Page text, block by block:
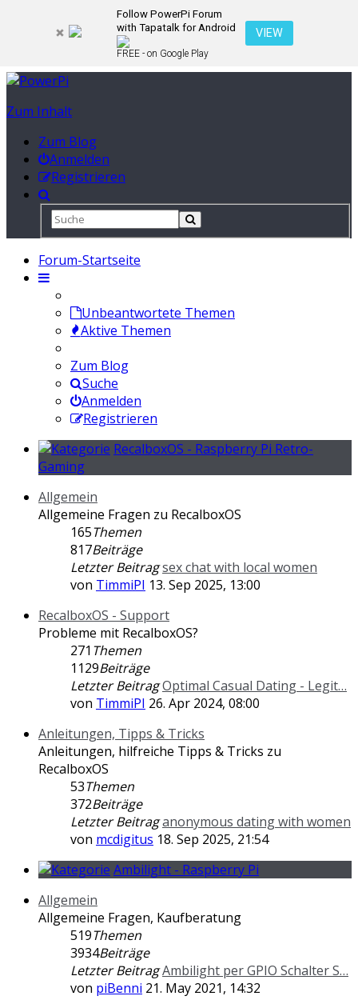
Follow PowerPi Forum
with Tapatalk for Android
FREE - on Google Play
VIEW
Zum Inhalt
Zum Blog
Anmelden
Registrieren
Forum-Startseite
Unbeantwortete Themen
Aktive Themen
Zum Blog
Suche
Anmelden
Registrieren
RecalboxOS - Raspberry Pi Retro-
Gaming
Allgemein
Allgemeine Fragen zu RecalboxOS
165Themen
817Beiträge
Letzter Beitragsex chat with local women
von TimmiPI 13. Sep 2025, 13:00
RecalboxOS - Support
Probleme mit RecalboxOS?
271 Themen
1129Beiträge
Letzter BeitragOptimal Сasual Dating - Legit…
von TimmiPI 26. Apr 2024, 08:00
Anleitungen, Tipps & Tricks
Anleitungen, hilfreiche Tipps & Tricks zu
RecalboxOS
53Themen
372Beiträge
Letzter Beitraganonymous dating with women
von mcdigitus 18. Sep 2025, 21:54
Ambilight - Raspberry Pi
Allgemein
Allgemeine Fragen, Kaufberatung
519Themen
3934Beiträge
Letzter BeitragAmbilight per GPIO Schalter S…
von piBenni 21. May 2021, 14:32